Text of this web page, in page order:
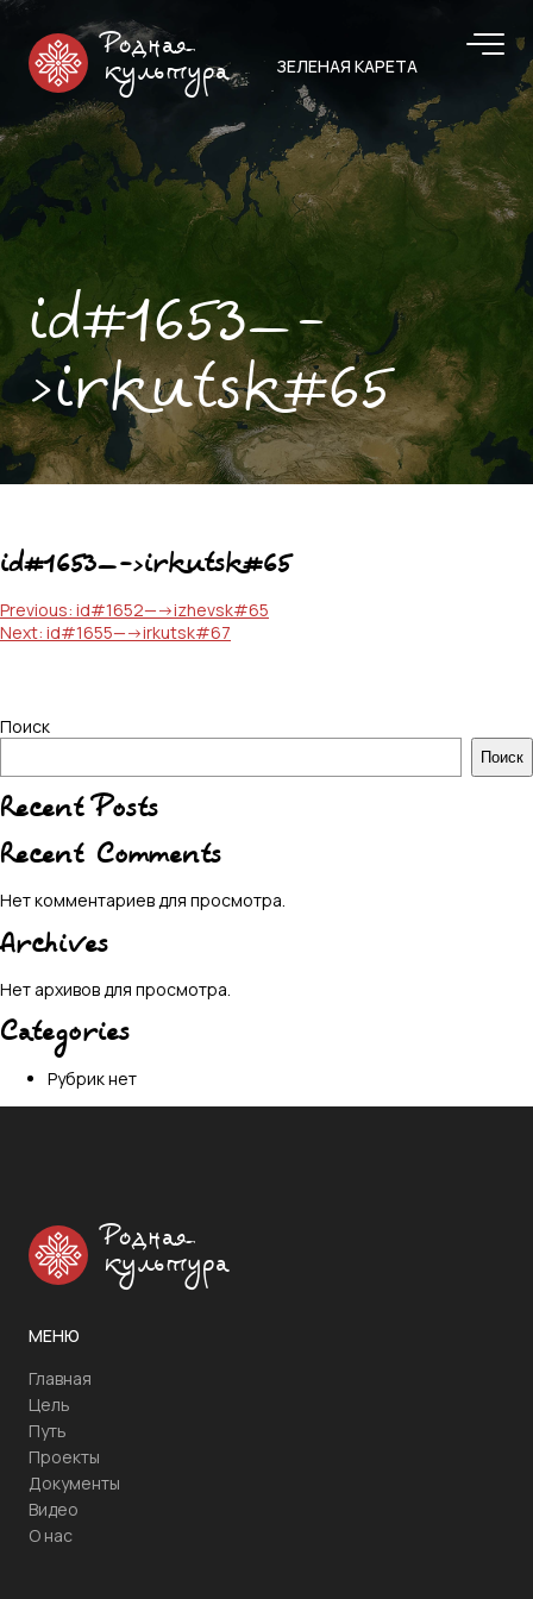
Родная
культура
ЗЕЛЕНАЯ КАРЕТА
id#1653—-
>irkutsk#65
id#1653—->irkutsk#65
Навигация
по
Previous: id#1652—->izhevsk#65
Next: id#1655—->irkutsk#67
Поиск
Поиск
Recent Posts
Recent Comments
Нет комментариев для просмотра.
Archives
Нет архивов для просмотра.
Categories
Рубрик нет
Родная
культура
МЕНЮ
Главная
Цель
Путь
Проекты
Документы
Видео
О нас